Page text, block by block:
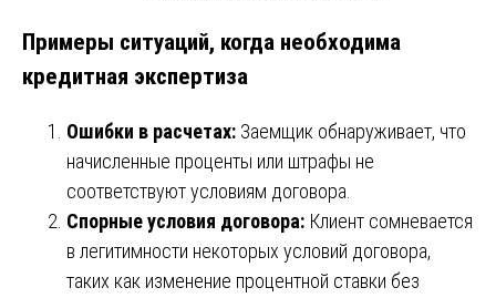
Примеры ситуаций, когда необходима
кредитная экспертиза
Ошибки в расчетах: Заемщик обнаруживает, что
начисленные проценты или штрафы не
соответствуют условиям договора.
Спорные условия договора: Клиент сомневается
в легитимности некоторых условий договора,
таких как изменение процентной ставки без